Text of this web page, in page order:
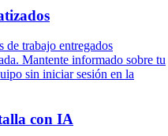
de trabajo entregados
Mantente informado sobre tu
sin iniciar sesión en la
con IA